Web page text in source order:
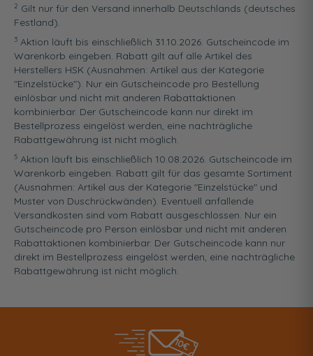
2 Gilt nur für den Versand innerhalb Deutschlands (deutsches
Festland).
3 Aktion läuft bis einschließlich 31.10.2026. Gutscheincode im
Warenkorb eingeben. Rabatt gilt auf alle Artikel des
Herstellers HSK (Ausnahmen: Artikel aus der Kategorie
"Einzelstücke"). Nur ein Gutscheincode pro Bestellung
einlösbar und nicht mit anderen Rabattaktionen
kombinierbar. Der Gutscheincode kann nur direkt im
Bestellprozess eingelöst werden, eine nachträgliche
Rabattgewährung ist nicht möglich.
5 Aktion läuft bis einschließlich 10.08.2026. Gutscheincode im
Warenkorb eingeben. Rabatt gilt für das gesamte Sortiment
(Ausnahmen: Artikel aus der Kategorie "Einzelstücke" und
Muster von Duschrückwänden). Eventuell anfallende
Versandkosten sind vom Rabatt ausgeschlossen. Nur ein
Gutscheincode pro Person einlösbar und nicht mit anderen
Rabattaktionen kombinierbar. Der Gutscheincode kann nur
direkt im Bestellprozess eingelöst werden, eine nachträgliche
Rabattgewährung ist nicht möglich.